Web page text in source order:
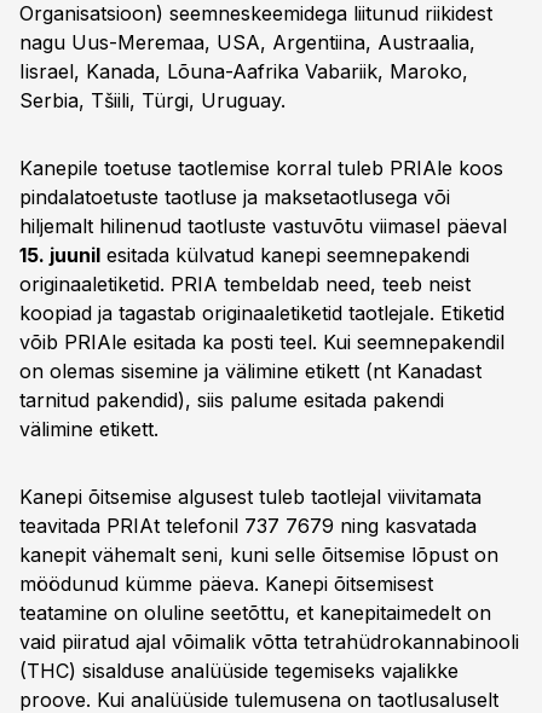
Organisatsioon) seemneskeemidega liitunud riikidest
nagu Uus-Meremaa, USA, Argentiina, Austraalia,
Iisrael, Kanada, Lõuna-Aafrika Vabariik, Maroko,
Serbia, Tšiili, Türgi, Uruguay.
Kanepile toetuse taotlemise korral tuleb PRIAle koos
pindalatoetuste taotluse ja maksetaotlusega või
hiljemalt hilinenud taotluste vastuvõtu viimasel päeval
15. juunil esitada külvatud kanepi seemnepakendi
originaaletiketid. PRIA tembeldab need, teeb neist
koopiad ja tagastab originaaletiketid taotlejale. Etiketid
võib PRIAle esitada ka posti teel. Kui seemnepakendil
on olemas sisemine ja välimine etikett (nt Kanadast
tarnitud pakendid), siis palume esitada pakendi
välimine etikett.
Kanepi õitsemise algusest tuleb taotlejal viivitamata
teavitada PRIAt telefonil 737 7679 ning kasvatada
kanepit vähemalt seni, kuni selle õitsemise lõpust on
möödunud kümme päeva. Kanepi õitsemisest
teatamine on oluline seetõttu, et kanepitaimedelt on
vaid piiratud ajal võimalik võtta tetrahüdrokannabinooli
(THC) sisalduse analüüside tegemiseks vajalikke
proove. Kui analüüside tulemusena on taotlusaluselt